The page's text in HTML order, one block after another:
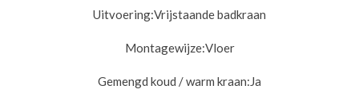
Uitvoering:Vrijstaande badkraan
Montagewijze:Vloer
Gemengd koud / warm kraan:Ja